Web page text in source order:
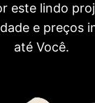
este lindo
e preços
até Você.